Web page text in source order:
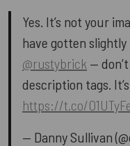
Yes. It’s not your
have gotten
@rustybrick —
description tags.
https://t.co/
— Danny Sullivan